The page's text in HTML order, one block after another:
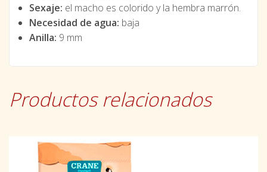
Sexaje: el macho es colorido y la hembra marrón.
Necesidad de agua: baja
Anilla: 9 mm
Productos relacionados